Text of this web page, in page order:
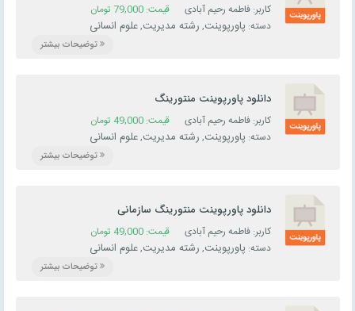
کاربر: فاطمه رحیم آبادی قیمت: 79,000 تومان
دسته: پاورپوینت, رشته مدیریت,علوم انسانی
توضیحات بیشتر
دانلود پاورپوینت منتورینگ
کاربر: فاطمه رحیم آبادی قیمت: 49,000 تومان
دسته: پاورپوینت, رشته مدیریت,علوم انسانی
توضیحات بیشتر
دانلود پاورپوینت منتورینگ سازمانی
کاربر: فاطمه رحیم آبادی قیمت: 49,000 تومان
دسته: پاورپوینت, رشته مدیریت,علوم انسانی
توضیحات بیشتر